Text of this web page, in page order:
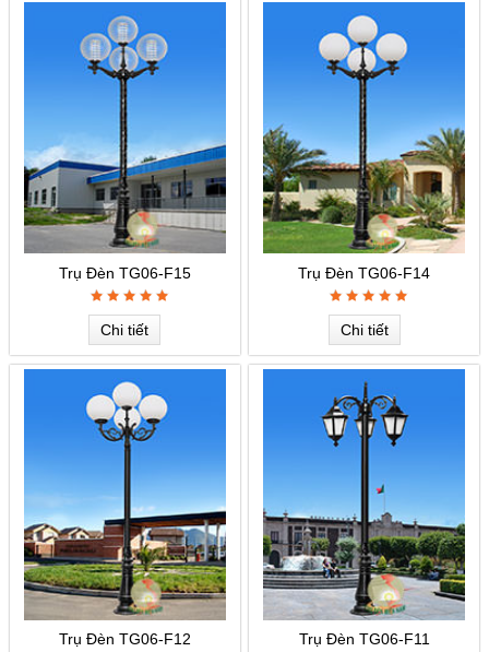
Trụ Đèn TG06-F15
Chi tiết
Trụ Đèn TG06-F14
Chi tiết
Trụ Đèn TG06-F12 Trụ Đèn TG06-F11